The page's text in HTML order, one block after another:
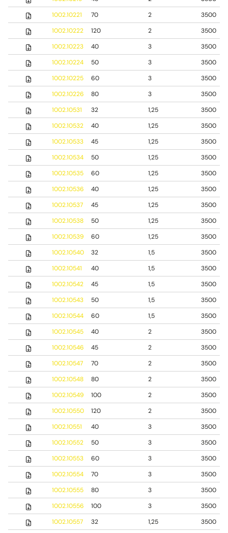
1002.10221
70 2
3500
1002.10222
120 2
3500
1002.10223
40 3
3500
1002.10224
50 3
3500
1002.10225
60 3
3500
1002.10226
80 3
3500
1002.10531
32 1,25
3500
1002.10532
40 1,25
3500
1002.10533
45 1,25
3500
1002.10534
50 1,25
3500
1002.10535
60 1,25
3500
1002.10536
40 1,25
3500
1002.10537
45 1,25
3500
1002.10538
50 1,25
3500
1002.10539
60 1,25
3500
1002.10540
32 1,5
3500
1002.10541
40 1,5
3500
1002.10542
45 1,5
3500
1002.10543
50 1,5
3500
1002.10544
60 1,5
3500
1002.10545
40 2
3500
1002.10546
45 2
3500
1002.10547
70 2
3500
1002.10548
80 2
3500
1002.10549
100 2
3500
1002.10550
120 2
3500
1002.10551
40 3
3500
1002.10552
50 3
3500
1002.10553
60 3
3500
1002.10554
70 3
3500
1002.10555
80 3
3500
1002.10556
100 3
3500
1002.10557
32 1,25
3500